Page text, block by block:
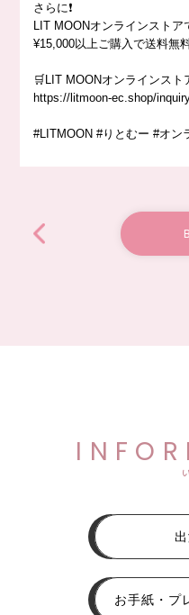
さらに❗️
LIT MOONオンラインストア
¥15,000以上ご購入で送料無
🛒LIT MOONオンラインスト
https://litmoon-ec.shop/
#LITMOON #りとむー #オン
お手紙・プ